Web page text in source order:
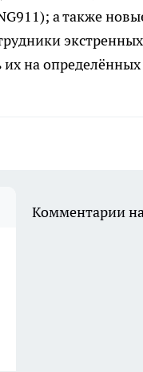
а также
на
Комментарии